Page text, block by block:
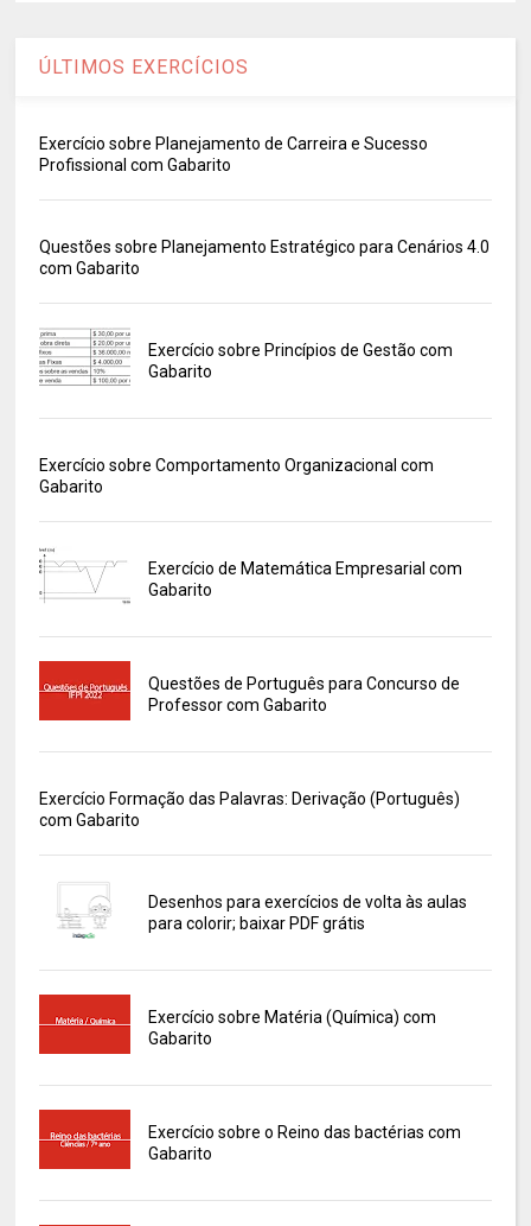
ÚLTIMOS EXERCÍCIOS
Exercício sobre Planejamento de Carreira e Sucesso
Profissional com Gabarito
Questões sobre Planejamento Estratégico para Cenários 4.0
com Gabarito
Exercício sobre Princípios de Gestão com
Gabarito
Exercício sobre Comportamento Organizacional com
Gabarito
Exercício de Matemática Empresarial com
Gabarito
Questões de Português para Concurso de
Professor com Gabarito
Exercício Formação das Palavras: Derivação (Português)
com Gabarito
Desenhos para exercícios de volta às aulas
para colorir; baixar PDF grátis
Exercício sobre Matéria (Química) com
Gabarito
Exercício sobre o Reino das bactérias com
Gabarito